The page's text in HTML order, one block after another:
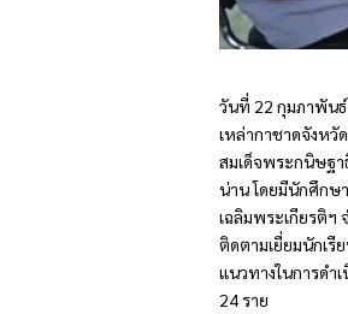
วันที่ 22 กุมภาพันธ์
เหล่ากาชาดจังหวั
สมเด็จพระกนิษฐา
น่าน โดยมีนักศึกษ
เฉลิมพระเกียรติฯ
ติดตามเยี่ยมนักเรี
แนวทางในการด
24 ราย